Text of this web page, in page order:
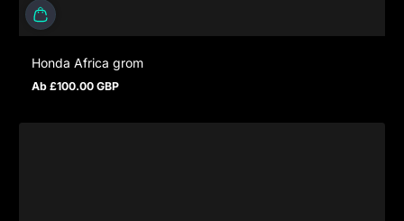
Honda Africa grom
Regulärer Preis
Ab £100.00 GBP